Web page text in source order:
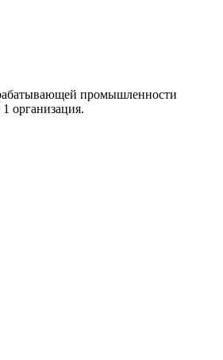
промышленности
организация.